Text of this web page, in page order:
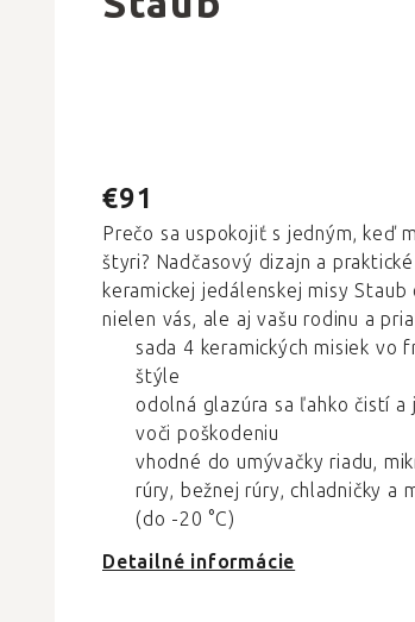
€91
Prečo sa uspokojiť s jedným, keď
štyri? Nadčasový dizajn a
keramickej jedálenskej misy Staub
nielen vás, ale aj vašu rodinu a
sada 4 keramických misiek vo
štýle
odolná glazúra sa ľahko čistí a
voči poškodeniu
vhodné do umývačky riadu,
rúry, bežnej rúry, chladničky a
(do -20 °C)
Detailné informácie